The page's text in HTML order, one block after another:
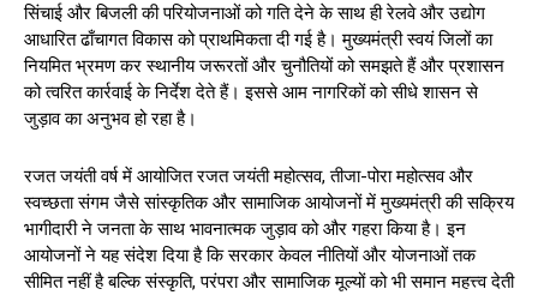
सिंचाई और बिजली की परियोजनाओं को गति देने के साथ ही रेलवे और उद्योग
आधारित ढाँचागत विकास को प्राथमिकता दी गई है। मुख्यमंत्री स्वयं जिलों का
नियमित भ्रमण कर स्थानीय जरूरतों और चुनौतियों को समझते हैं और प्रशासन
को त्वरित कार्रवाई के निर्देश देते हैं। इससे आम नागरिकों को सीधे शासन से
जुड़ाव का अनुभव हो रहा है।
रजत जयंती वर्ष में आयोजित रजत जयंती महोत्सव, तीजा-पोरा महोत्सव और
स्वच्छता संगम जैसे सांस्कृतिक और सामाजिक आयोजनों में मुख्यमंत्री की सक्रिय
भागीदारी ने जनता के साथ भावनात्मक जुड़ाव को और गहरा किया है। इन
आयोजनों ने यह संदेश दिया है कि सरकार केवल नीतियों और योजनाओं तक
सीमित नहीं है बल्कि संस्कृति, परंपरा और सामाजिक मूल्यों को भी समान महत्त्व देती